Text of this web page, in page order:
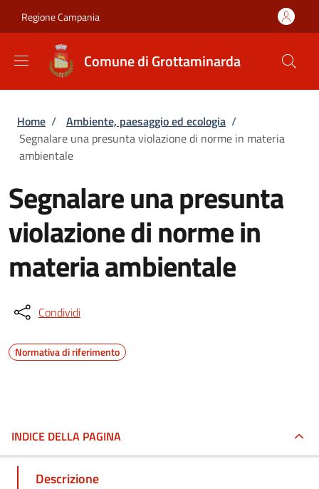
Regione Campania
Comune di Grottaminarda
Briciole di pane
Home / Ambiente, paesaggio ed ecologia /
Segnalare una presunta violazione di norme in materia
ambientale
Segnalare una presunta
violazione di norme in
materia ambientale
Condividi
Normativa di riferimento
INDICE DELLA PAGINA
Descrizione